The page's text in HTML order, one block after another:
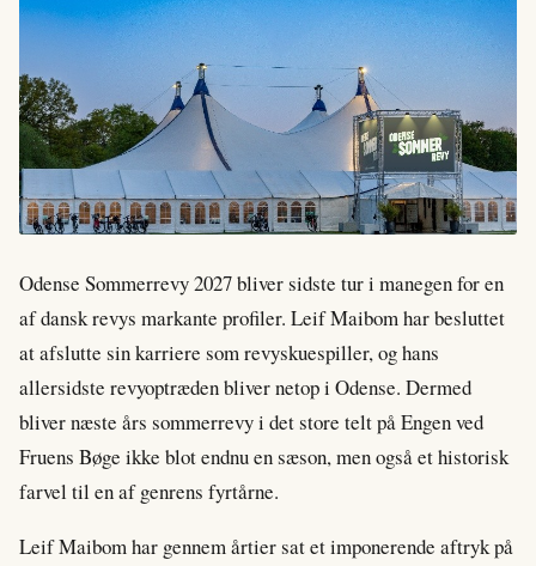
Odense Sommerrevy 2027 bliver sidste tur i manegen for en
af dansk revys markante profiler. Leif Maibom har besluttet
at afslutte sin karriere som revyskuespiller, og hans
allersidste revyoptræden bliver netop i Odense. Dermed
bliver næste års sommerrevy i det store telt på Engen ved
Fruens Bøge ikke blot endnu en sæson, men også et historisk
farvel til en af genrens fyrtårne.
Leif Maibom har gennem årtier sat et imponerende aftryk på